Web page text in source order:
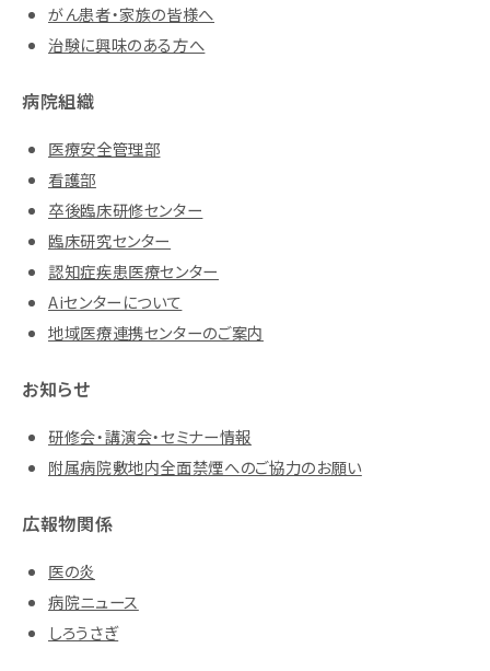
がん患者・家族の皆様へ
治験に興味のある方へ
病院組織
医療安全管理部
看護部
卒後臨床研修センター
臨床研究センター
認知症疾患医療センター
Aiセンターについて
地域医療連携センターのご案内
お知らせ
研修会・講演会・セミナー情報
附属病院敷地内全面禁煙へのご協力のお願い
広報物関係
医の炎
病院ニュース
しろうさぎ